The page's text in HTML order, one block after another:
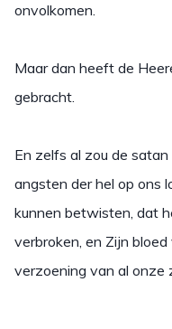
onvolkomen.
Maar dan heeft de
gebracht.
En zelfs al zou de
angsten der hel op ons
kunnen betwisten, dat
verbroken, en Zijn
verzoening van al onze